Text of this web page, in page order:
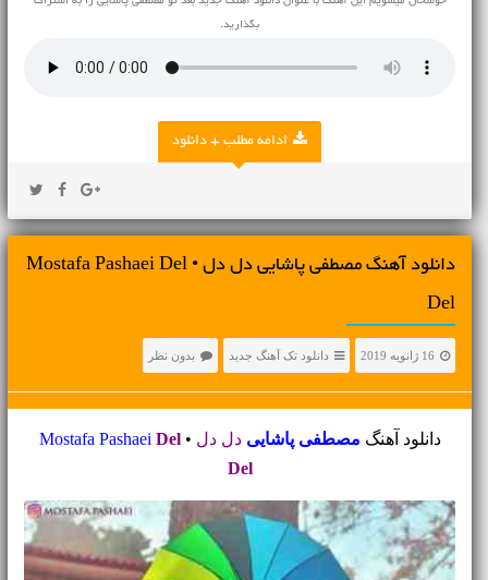
بگذارید.
ادامه مطلب + دانلود
دانلود آهنگ مصطفی پاشایی دل دل • Mostafa Pashaei Del
Del
16 ژانویه 2019 دانلود تک آهنگ جدید بدون نظر
دانلود آهنگ مصطفی پاشایی دل دل •
Mostafa Pashaei Del
Del